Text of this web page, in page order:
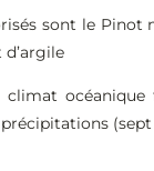
sont le
climat